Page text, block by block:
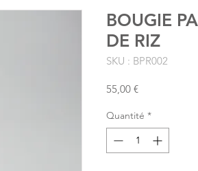
BOUGIE
DE RIZ
SKU : BPR002
55,00 €Prix
Quantité *